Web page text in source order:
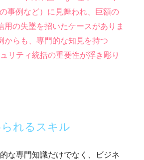
事例など）に見舞われ、巨額の
用の失墜を招いたケースがありま
からも、専門的な知見を持つ
リティ統括の重要性が浮き彫り
れるスキル
な専門知識だけでなく、ビジネ